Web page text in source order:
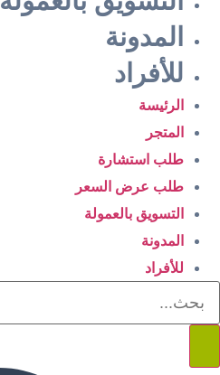
المدونة
للأفراد
الرئيسة
المتجر
طلب استشارة
طلب عرض السعر
التسويق بالعمولة
المدونة
للأفراد